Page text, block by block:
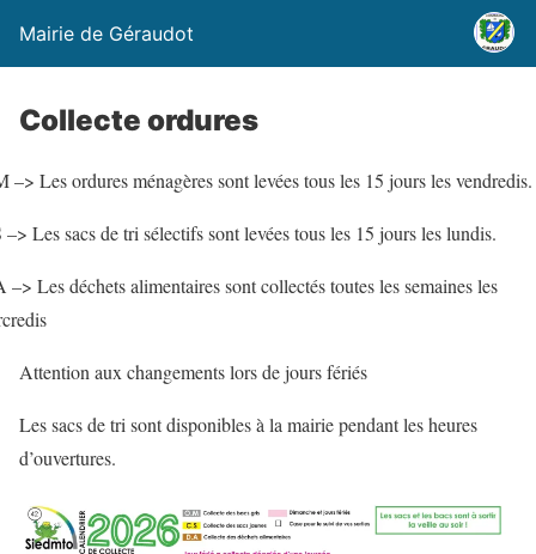
Mairie de Géraudot
Collecte ordures
–> Les ordures ménagères sont levées tous les 15 jours les
–> Les sacs de tri sélectifs sont levées tous les 15 jours les lundis.
–> Les déchets alimentaires sont collectés toutes les semaines les
Attention aux changements lors de jours fériés
Les sacs de tri sont disponibles à la mairie pendant les heures
d’ouvertures.